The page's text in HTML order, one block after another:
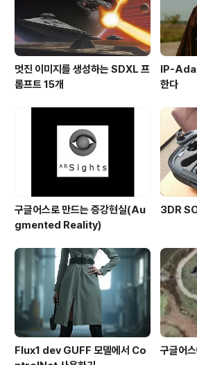
멋진 이미지를 생성하는 SDXL 프
롬프트 15개
IP-
한다
구글어스로 만드는 증강현실(Au
gmented Reality)
3DR
Flux1 dev GUFF 모델에서 Co
구글어